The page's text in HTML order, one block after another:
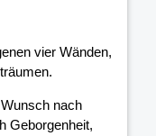
vier Wänden,
nach
Geborgenheit,